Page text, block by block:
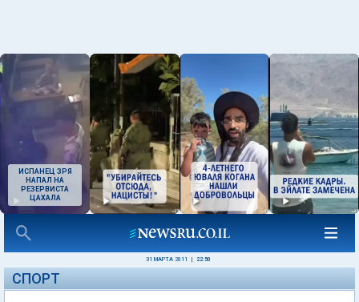
ИСПАНЕЦ ЗРЯ
НАПАЛ НА
РЕЗЕРВИСТА
ЦАХАЛА
31 МАРТА 2011 22:50
СПОРТ